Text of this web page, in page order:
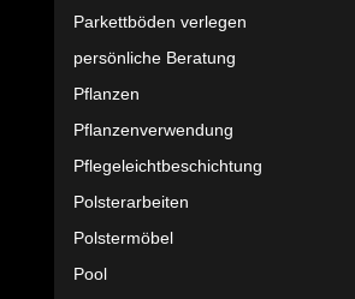
Parkettböden verlegen
persönliche Beratung
Pflanzen
Pflanzenverwendung
Pflegeleichtbeschichtung
Polsterarbeiten
Polstermöbel
Pool